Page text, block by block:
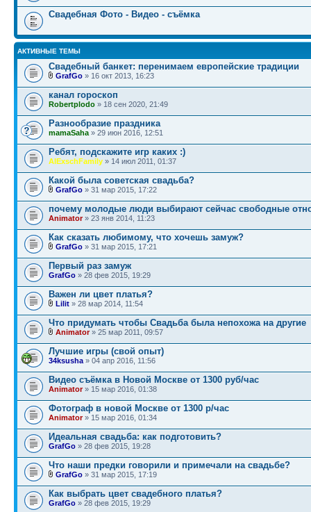
Свадебная Фото - Видео - съёмка
АКТИВНЫЕ ТЕМЫ
Свадебный банкет: перенимаем европейские традиции
GrafGo » 16 окт 2013, 16:23
канал гороскоп
Robertplodo » 18 сен 2020, 21:49
Разнообразие праздника
mamaSaha » 29 июн 2016, 12:51
Ребят, подскажите игр каких :)
AlExschFamily » 14 июл 2011, 01:37
Какой была советская свадьба?
GrafGo » 31 мар 2015, 17:22
почему молодые люди выбирают сейчас свободные
Animator» 23 янв 2014, 11:23
Как сказать любимому, что хочешь замуж?
GrafGo » 31 мар 2015, 17:21
Первый раз замуж
GrafGo » 28 фев 2015, 19:29
Важен ли цвет платья?
Lilit » 28 мар 2014, 11:54
Что придумать чтобы Свадьба была непохожа на другие
Animator» 25 мар 2011, 09:57
Лучшие игры (свой опыт)
34ksusha » 04 апр 2016, 11:56
Видео съёмка в Новой Москве от 1300 руб/час
Animator» 15 мар 2016, 01:38
Фотограф в новой Москве от 1300 р/час
Animator» 15 мар 2016, 01:34
Идеальная свадьба: как подготовить?
GrafGo » 28 фев 2015, 19:28
Что наши предки говорили и примечали на свадьбе?
GrafGo » 31 мар 2015, 17:19
Как выбрать цвет свадебного платья?
GrafGo » 28 фев 2015, 19:29